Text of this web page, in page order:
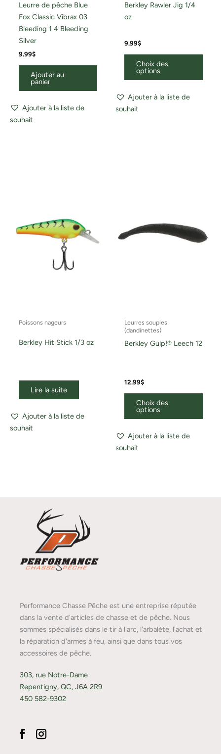
Leurre de pêche Blue
Fox Classic Vibrax 03
Bleeding 1 4 Bleeding
Silver
9.99$
Ajouter au
panier
Ajouter à la liste de
souhait
Berkley Rawler Jig 1/4
oz
9.99$
Choix des
options
Ajouter à la liste de
souhait
Poissons nageurs
Berkley Hit Stick 1/3 oz
Lire la suite
Ajouter à la liste de
souhait
Leurres souples
(dandinettes)
Berkley Gulp!® Leech 12
12.99$
Choix des
options
Ajouter à la liste de
souhait
Performance Chasse Pêche est une entreprise réputée
dans la vente d'articles de chasse et de pêche. Nous
sommes spécialisés dans le tir à l'arc, l'arbalète, l'achat et
la réparation d'armes à feu, ainsi que dans tous vos
accessoires de pêche.
303, rue Notre-Dame
Repentigny, QC, J6A 2R9
450 582-9302